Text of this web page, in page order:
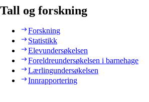
Tall og forskning
Forskning
Statistikk
Elevundersøkelsen
Foreldreundersøkelsen i barnehage
Lærlingundersøkelsen
Innrapportering